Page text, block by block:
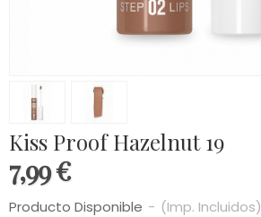
Kiss Proof Hazelnut 19
7,99 €
Producto Disponible - (Imp. Incluidos)